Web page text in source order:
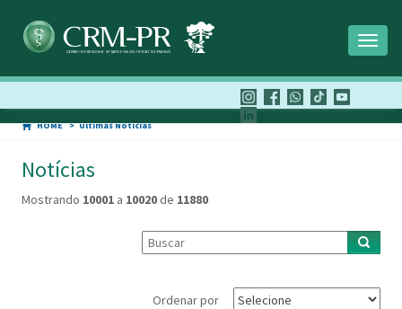
HOME Últimas Notícias
Notícias
Mostrando 10001 a 10020de 11880
Ordenar por